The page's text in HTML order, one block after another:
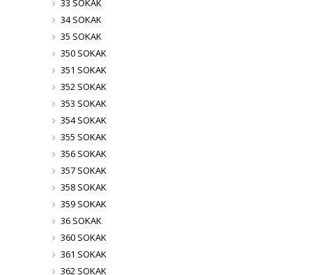
33 SOKAK
34 SOKAK
35 SOKAK
350 SOKAK
351 SOKAK
352 SOKAK
353 SOKAK
354 SOKAK
355 SOKAK
356 SOKAK
357 SOKAK
358 SOKAK
359 SOKAK
36 SOKAK
360 SOKAK
361 SOKAK
362 SOKAK